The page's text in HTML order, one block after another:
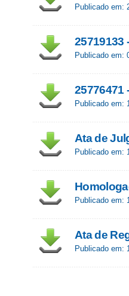
Publicado em:
25719133
Publicado em:
25776471
Publicado em:
Ata de
Publicado em:
Publicado em:
Ata de
Publicado em: